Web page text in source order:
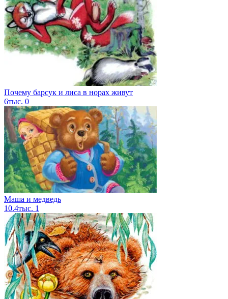
Почему барсук и лиса в норах живут
6тыс. 0
Маша и медведь
10.4тыс. 1